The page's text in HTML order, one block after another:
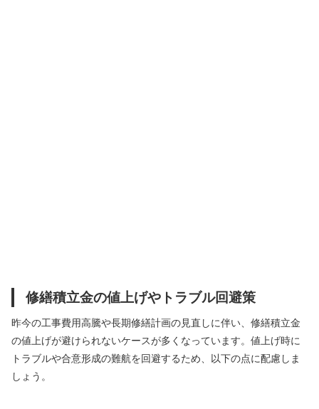
修繕積立金の値上げやトラブル回避策
昨今の工事費用高騰や長期修繕計画の見直しに伴い、修繕積立金
の値上げが避けられないケースが多くなっています。値上げ時に
トラブルや合意形成の難航を回避するため、以下の点に配慮しま
しょう。